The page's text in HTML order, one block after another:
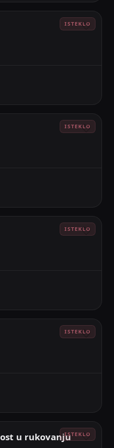
🤍
🤍
🤍
🤍
u rukovanju
🤍